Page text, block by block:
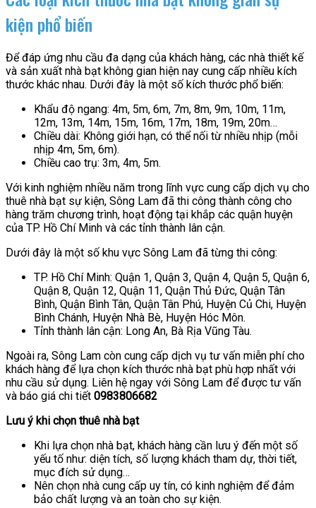
kiện phổ biến
Để đáp ứng nhu cầu đa dạng của khách hàng, các nhà thiết kế
và sản xuất nhà bạt không gian hiện nay cung cấp nhiều kích
thước khác nhau. Dưới đây là một số kích thước phổ biến:
Khẩu độ ngang: 4m, 5m, 6m, 7m, 8m, 9m, 10m, 11m,
12m, 13m, 14m, 15m, 16m, 17m, 18m, 19m, 20m…
Chiều dài: Không giới hạn, có thể nối từ nhiều nhịp (mỗi
nhịp 4m, 5m, 6m).
Chiều cao trụ: 3m, 4m, 5m.
Với kinh nghiệm nhiều năm trong lĩnh vực cung cấp dịch vụ cho
thuê nhà bạt sự kiện, Sông Lam đã thi công thành công cho
hàng trăm chương trình, hoạt động tại khắp các quận huyện
của TP. Hồ Chí Minh và các tỉnh thành lân cận.
Dưới đây là một số khu vực Sông Lam đã từng thi công:
TP. Hồ Chí Minh: Quận 1, Quận 3, Quận 4, Quận 5, Quận 6,
Quận 8, Quận 12, Quận 11, Quận Thủ Đức, Quận Tân
Bình, Quận Bình Tân, Quận Tân Phú, Huyện Củ Chi, Huyện
Bình Chánh, Huyện Nhà Bè, Huyện Hóc Môn.
Tỉnh thành lân cận: Long An, Bà Rịa Vũng Tàu.
Ngoài ra, Sông Lam còn cung cấp dịch vụ tư vấn miễn phí cho
khách hàng để lựa chọn kích thước nhà bạt phù hợp nhất với
nhu cầu sử dụng. Liên hệ ngay với Sông Lam để được tư vấn
và báo giá chi tiết 0983806682
Lưu ý khi chọn thuê nhà bạt
Khi lựa chọn nhà bạt, khách hàng cần lưu ý đến một số
yếu tố như: diện tích, số lượng khách tham dự, thời tiết,
mục đích sử dụng…
Nên chọn nhà cung cấp uy tín, có kinh nghiệm để đảm
bảo chất lượng và an toàn cho sự kiện.